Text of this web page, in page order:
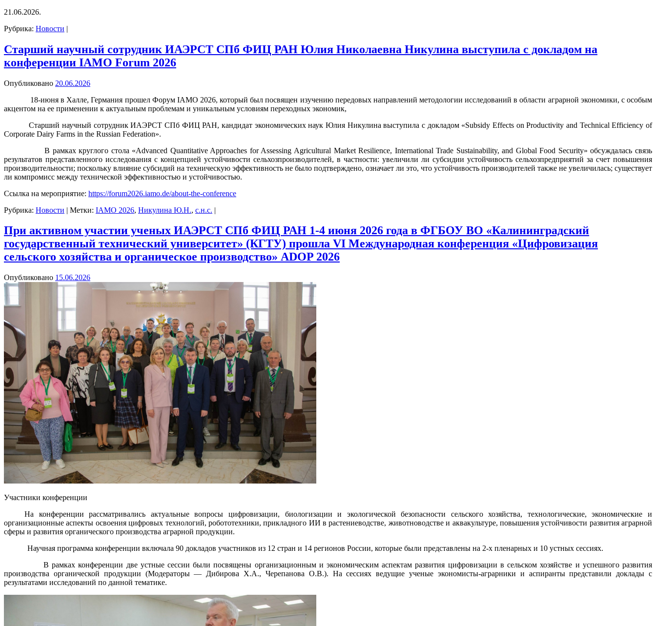
21.06.2026.
Рубрика: Новости |
Старший научный сотрудник ИАЭРСТ СПб ФИЦ РАН Юлия Николаевна Никулина выступила с докладом на
конференции IAMO Forum 2026
Опубликовано 20.06.2026
18-июня в Халле, Германия прошел Форум IAMO 2026, который был посвящен изучению передовых направлений методологии исследований в области аграрной экономики, с особым
акцентом на ее применении к актуальным проблемам и уникальным условиям переходных экономик,
Старший научный сотрудник ИАЭРСТ СПб ФИЦ РАН, кандидат экономических наук Юлия Никулина выступила с докладом «Subsidy Effects on Productivity and Technical Efficiency of
Corporate Dairy Farms in the Russian Federation».
В рамках круглого стола «Advanced Quantitative Approaches for Assessing Agricultural Market Resilience, International Trade Sustainability, and Global Food Security» обсуждалась связь
результатов представленного исследования с концепцией устойчивости сельхозпроизводителей, в частности: увеличили ли субсидии устойчивость сельхозпредприятий за счет повышения
производительности; поскольку влияние субсидий на техническую эффективность не было подтверждено, означает ли это, что устойчивость производителей также не увеличилась; существует
ли компромисс между технической эффективностью и устойчивостью.
Ссылка на мероприятие: https://forum2026.iamo.de/about-the-conference
Рубрика: Новости | Метки: IAMO 2026, Никулина Ю.Н., с.н.с. |
При активном участии ученых ИАЭРСТ СПб ФИЦ РАН 1-4 июня 2026 года в ФГБОУ ВО «Калининградский
государственный технический университет» (КГТУ) прошла VI Международная конференция «Цифровизация
сельского хозяйства и органическое производство» ADOP 2026
Опубликовано 15.06.2026
Участники конференции
На конференции рассматривались актуальные вопросы цифровизации, биологизации и экологической безопасности сельского хозяйства, технологические, экономические и
организационные аспекты освоения цифровых технологий, робототехники, прикладного ИИ в растениеводстве, животноводстве и аквакультуре, повышения устойчивости развития аграрной
сферы и развития органического производства аграрной продукции.
Научная программа конференции включала 90 докладов участников из 12 стран и 14 регионов России, которые были представлены на 2-х пленарных и 10 устных сессиях.
В рамках конференции две устные сессии были посвящены организационным и экономическим аспектам развития цифровизации в сельском хозяйстве и успешного развития
производства органической продукции (Модераторы — Дибирова Х.А., Черепанова О.В.). На сессиях ведущие ученые экономисты-аграрники и аспиранты представили доклады с
результатами исследований по данной тематике.